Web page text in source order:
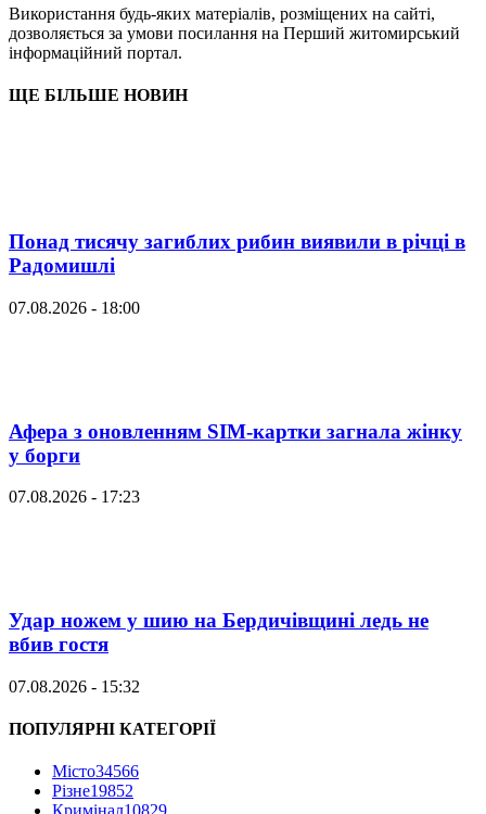
Використання будь-яких матеріалів, розміщених на сайті,
дозволяється за умови посилання на Перший житомирський
інформаційний портал.
ЩЕ БІЛЬШЕ НОВИН
Понад тисячу загиблих рибин виявили в річці в
Радомишлі
07.08.2026 - 18:00
Афера з оновленням SIM-картки загнала жінку
у борги
07.08.2026 - 17:23
Удар ножем у шию на Бердичівщині ледь не
вбив гостя
07.08.2026 - 15:32
ПОПУЛЯРНІ КАТЕГОРІЇ
Місто34566
Різне19852